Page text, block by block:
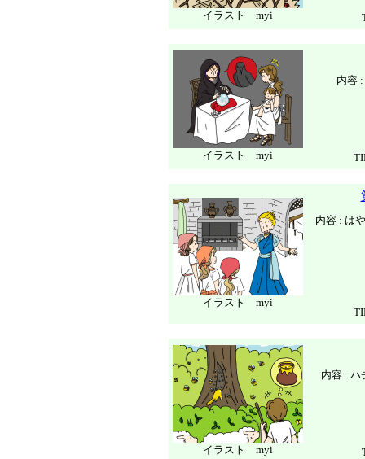
イラスト myi
イラスト myi
内容
イラスト myi
内容 : は
イラスト myi
内容 : ハ